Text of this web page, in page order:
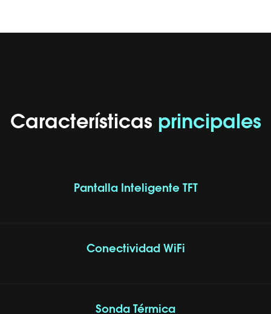
Características principales
Pantalla Inteligente TFT
Conectividad WiFi
Sonda Térmica